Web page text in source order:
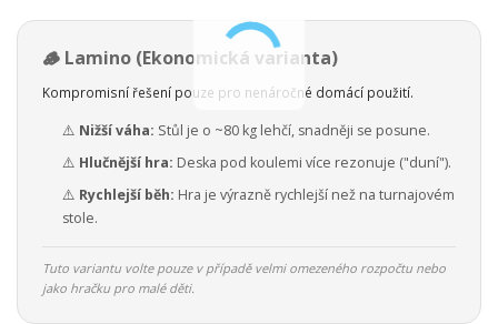
🪵 Lamino (Ekonomická varianta)
Kompromisní řešení pouze pro nenáročné domácí použití.
⚠️ Nižší váha: Stůl je o ~80 kg lehčí, snadněji se posune.
⚠️ Hlučnější hra: Deska pod koulemi více rezonuje ("duní").
⚠️ Rychlejší běh: Hra je výrazně rychlejší než na turnajovém
stole.
Tuto variantu volte pouze v případě velmi omezeného rozpočtu nebo
jako hračku pro malé děti.